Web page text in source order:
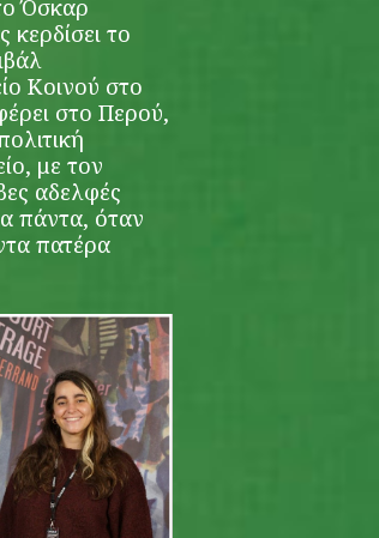
Όσκαρ
κερδίσει το
Κοινού στο
στο Περού,
με τον
αδελφές
πάντα, όταν
πατέρα